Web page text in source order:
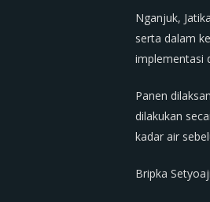
Nganjuk,
serta dalam
implementasi
Panen
dilakukan
kadar air
Bripka